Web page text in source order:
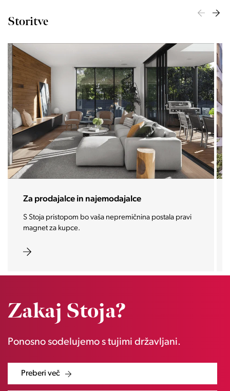
Storitve
Za investitorje
Vašo investicijo ponesemo med najbolj iskane in
zaželene nepremičnine prihodnosti.
Zakaj Stoja?
Ponosno sodelujemo s tujimi državljani.
Preberi več